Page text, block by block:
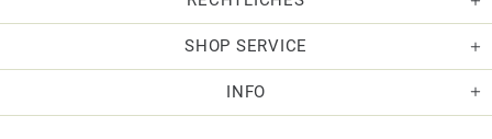
SHOP SERVICE
INFO